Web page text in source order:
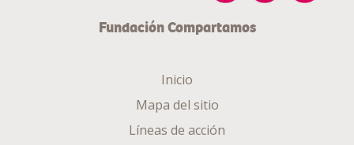
Fundación Compartamos
Inicio
Mapa del sitio
Líneas de acción